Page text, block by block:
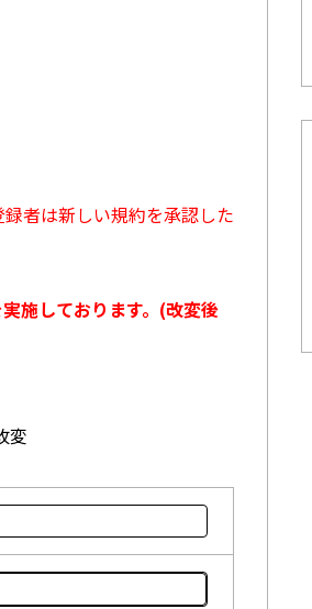
者は新しい規約を承認した
施しております。(改変後
変